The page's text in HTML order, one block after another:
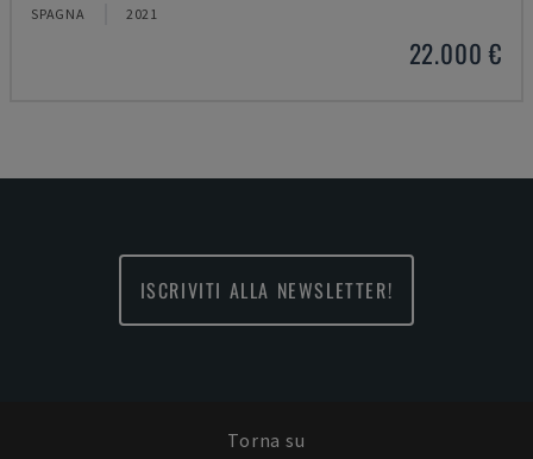
SPAGNA 2021
22.000 €
ISCRIVITI ALLA NEWSLETTER!
Torna su